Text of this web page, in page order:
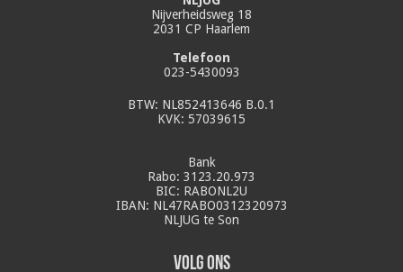
Nijverheidsweg 18
2031 CP Haarlem
Telefoon
023-5430093
BTW: NL852413646 B.0.1
KVK: 57039615
Bank
Rabo: 3123.20.973
BIC: RABONL2U
IBAN: NL47RABO0312320973
NLJUG te Son
Volg ons